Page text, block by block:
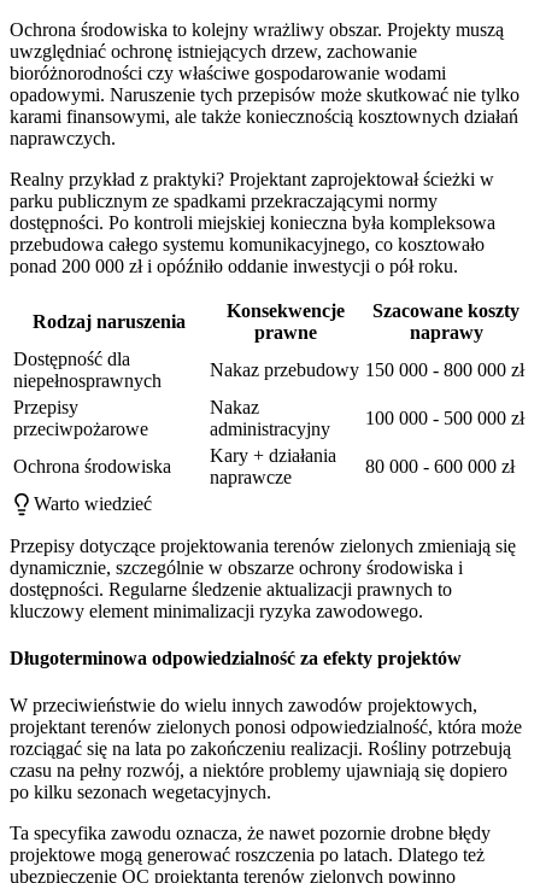
Ochrona środowiska to kolejny wrażliwy obszar. Projekty muszą
uwzględniać ochronę istniejących drzew, zachowanie
bioróżnorodności czy właściwe gospodarowanie wodami
opadowymi. Naruszenie tych przepisów może skutkować nie tylko
karami finansowymi, ale także koniecznością kosztownych działań
naprawczych.
Realny przykład z praktyki? Projektant zaprojektował ścieżki w
parku publicznym ze spadkami przekraczającymi normy
dostępności. Po kontroli miejskiej konieczna była kompleksowa
przebudowa całego systemu komunikacyjnego, co kosztowało
ponad 200 000 zł i opóźniło oddanie inwestycji o pół roku.
Rodzaj naruszenia
Konsekwencje
prawne
Szacowane koszty
naprawy
Dostępność dla
niepełnosprawnych
Nakaz przebudowy 150 000 - 800 000 zł
Przepisy
przeciwpożarowe
Nakaz
administracyjny
100 000 - 500 000 zł
Ochrona środowiska
Kary + działania
naprawcze
80 000 - 600 000 zł
Warto wiedzieć
Przepisy dotyczące projektowania terenów zielonych zmieniają się
dynamicznie, szczególnie w obszarze ochrony środowiska i
dostępności. Regularne śledzenie aktualizacji prawnych to
kluczowy element minimalizacji ryzyka zawodowego.
Długoterminowa odpowiedzialność za efekty projektów
W przeciwieństwie do wielu innych zawodów projektowych,
projektant terenów zielonych ponosi odpowiedzialność, która może
rozciągać się na lata po zakończeniu realizacji. Rośliny potrzebują
czasu na pełny rozwój, a niektóre problemy ujawniają się dopiero
po kilku sezonach wegetacyjnych.
Ta specyfika zawodu oznacza, że nawet pozornie drobne błędy
projektowe mogą generować roszczenia po latach. Dlatego też
ubezpieczenie OC projektanta terenów zielonych powinno